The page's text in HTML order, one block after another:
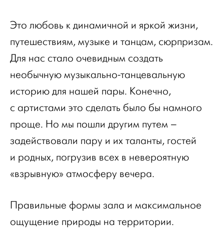
Это любовь к динамичной и яркой жизни,
путешествиям, музыке и танцам, сюрпризам.
Для нас стало очевидным создать
необычную музыкально-танцевальную
историю для нашей пары. Конечно,
с артистами это сделать было бы намного
проще. Но мы пошли другим путем –
задействовали пару и их таланты, гостей
и родных, погрузив всех в невероятную
«взрывную» атмосферу вечера.
Правильные формы зала и максимальное
ощущение природы на территории.